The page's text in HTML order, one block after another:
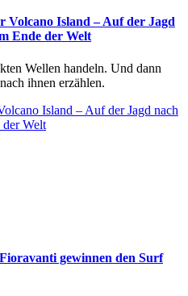
Island – Auf der Jagd
Ende der Welt
Wellen handeln. Und dann
ihnen erzählen.
Island – Auf der Jagd nach
der Welt
gewinnen den Surf